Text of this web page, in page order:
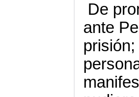
De
ante